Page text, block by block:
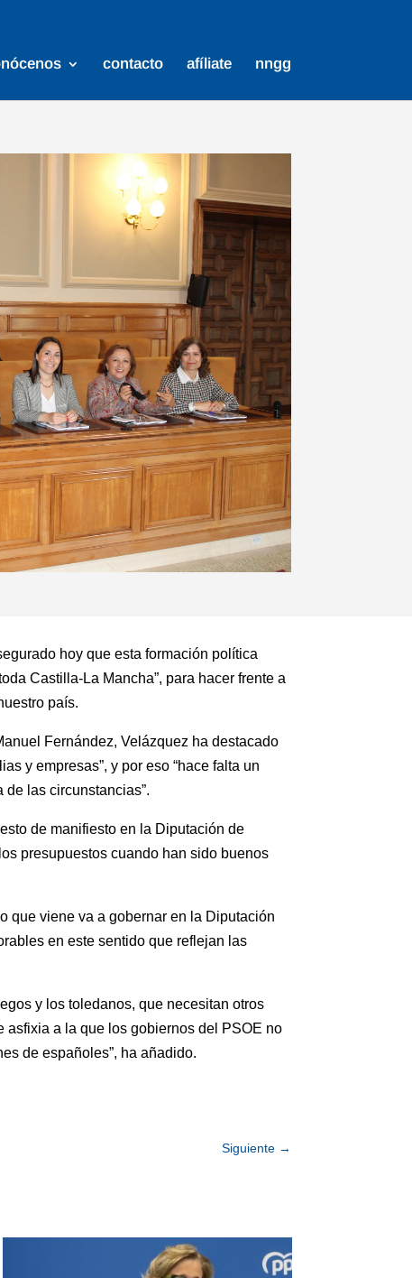
contacto afíliate nngg
hoy que esta formación política
Castilla-La Mancha”, para hacer frente a
país.
Fernández, Velázquez ha destacado
y empresas”, y por eso “hace falta un
las circunstancias”.
de manifiesto en la Diputación de
presupuestos cuando han sido buenos
que viene va a gobernar en la Diputación
en este sentido que reflejan las
y los toledanos, que necesitan otros
asfixia a la que los gobiernos del PSOE no
de españoles”, ha añadido.
Siguiente→